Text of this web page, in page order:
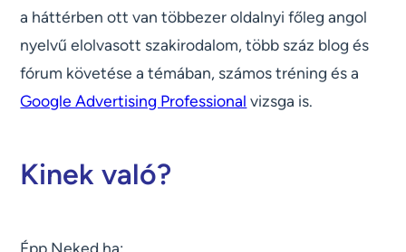
a háttérben ott van többezer oldalnyi főleg angol
nyelvű elolvasott szakirodalom, több száz blog és
fórum követése a témában, számos tréning és a
Google Advertising Professional vizsga is.
Kinek való?
Épp Neked ha: